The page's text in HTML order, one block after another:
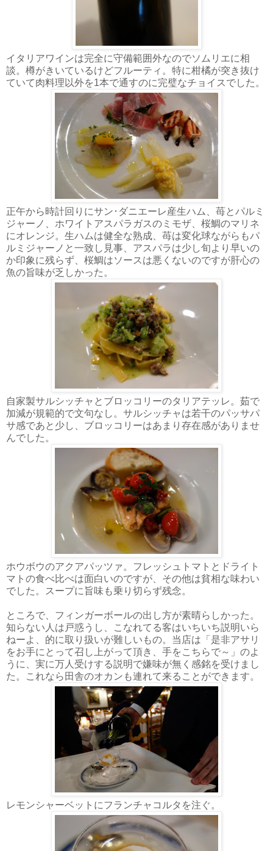
イタリアワインは完全に守備範囲外なのでソムリエに相
談。樽がきいているけどフルーティ。特に柑橘が突き抜け
ていて肉料理以外を1本で通すのに完璧なチョイスでした。
正午から時計回りにサン･ダニエーレ産生ハム、苺とパルミ
ジャーノ、ホワイトアスパラガスのミモザ、桜鯛のマリネ
にオレンジ。生ハムは健全な熟成、苺は変化球ながらもパ
ルミジャーノと一致し見事、アスパラは少し旬より早いの
か印象に残らず、桜鯛はソースは悪くないのですが肝心の
魚の旨味が乏しかった。
自家製サルシッチャとブロッコリーのタリアテッレ。茹で
加減が規範的で文句なし。サルシッチャは若干のパッサパ
サ感であと少し、ブロッコリーはあまり存在感がありませ
んでした。
ホウボウのアクアパッツァ。フレッシュトマトとドライト
マトの食べ比べは面白いのですが、その他は貧相な味わい
でした。スープに旨味も乗り切らず残念。
ところで、フィンガーボールの出し方が素晴らしかった。
知らない人は戸惑うし、こなれてる客はいちいち説明いら
ねーよ、的に取り扱いが難しいもの。当店は「是非アサリ
をお手にとって召し上がって頂き、手をこちらで～」のよ
うに、実に万人受けする説明で嫌味が無く感銘を受けまし
た。これなら田舎のオカンも連れて来ることができます。
レモンシャーベットにフランチャコルタを注ぐ。